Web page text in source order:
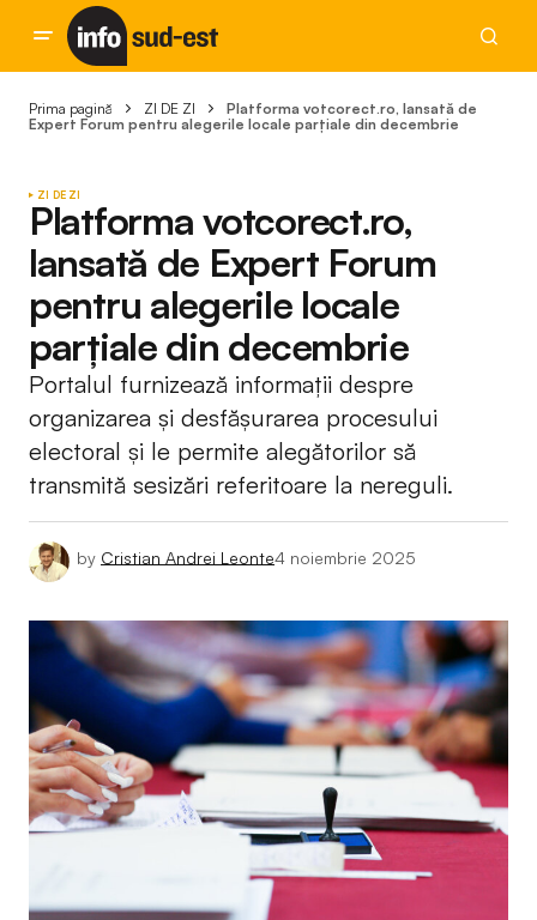
Prima pagină ZI DE ZI
Platforma votcorect.ro, lansată de
Expert Forum pentru alegerile locale parțiale din decembrie
ZI DE ZI
Platforma votcorect.ro,
lansată de Expert Forum
pentru alegerile locale
parțiale din decembrie
Portalul furnizează informații despre
organizarea și desfășurarea procesului
electoral și le permite alegătorilor să
transmită sesizări referitoare la nereguli.
by Cristian Andrei Leonte4 noiembrie 2025